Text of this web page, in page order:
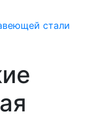
стали